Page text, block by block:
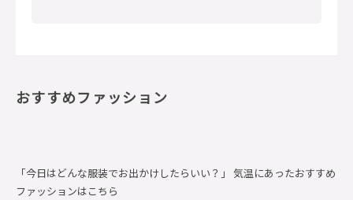
おすすめファッション
「今日はどんな服装でお出かけしたらいい？」 気温にあったおすすめ
ファッションはこちら